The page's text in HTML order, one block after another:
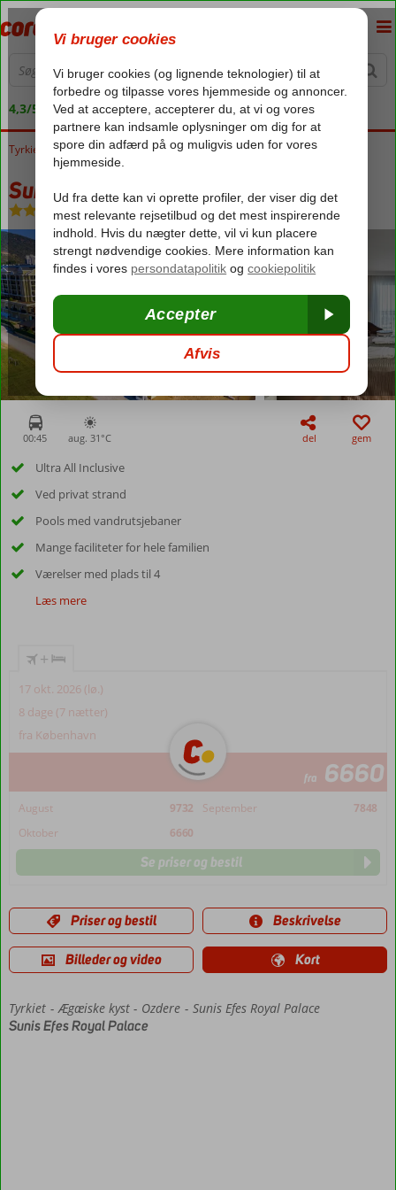
4,3/5 på Trustpilot
Forside
Tyrkiet Ægæiske kyst Ozdere Sunis Efes Royal Palace
Sunis Efes Royal Palace
Ultra All Inclusive- Hotel
00:45 aug. 31°C del gem
Ultra All Inclusive
Ved privat strand
Pools med vandrutsjebaner
Mange faciliteter for hele familien
Værelser med plads til 4
Læs mere
+
17 okt. 2026 (lø.)
8 dage (7 nætter)
fra København
fra 6660
August 9732 September
7848
Oktober
6660
Se priser og bestil
Priser og bestil Beskrivelse
Billeder og video Kort
Forside
Tyrkiet Ægæiske kyst Ozdere
Sunis Efes Royal Palace
Sunis Efes Royal Palace